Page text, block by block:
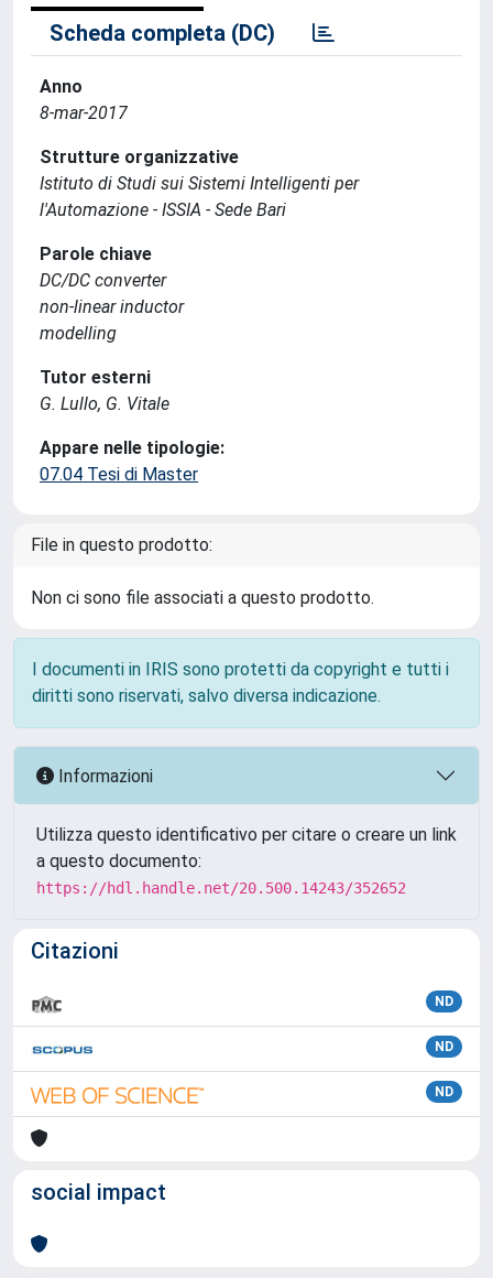
Scheda completa (DC)
Anno
8-mar-2017
Strutture organizzative
Istituto di Studi sui Sistemi Intelligenti per
l'Automazione - ISSIA - Sede Bari
Parole chiave
DC/DC converter
non-linear inductor
modelling
Tutor esterni
G. Lullo, G. Vitale
Appare nelle tipologie:
07.04 Tesi di Master
File in questo prodotto:
Non ci sono file associati a questo prodotto.
I documenti in IRIS sono protetti da copyright e tutti i
diritti sono riservati, salvo diversa indicazione.
Informazioni
Utilizza questo identificativo per citare o creare un link
a questo documento:
https://hdl.handle.net/20.500.14243/352652
Citazioni
ND
ND
ND
social impact